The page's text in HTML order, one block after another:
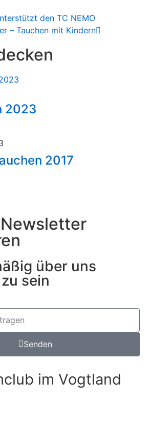
den TC NEMO
– Tauchen mit Kindern
2023
2017
über uns
sein
Senden
im Vogtland